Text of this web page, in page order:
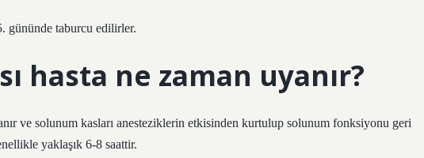
gününde taburcu edilirler.
hasta ne zaman uyanır?
ve solunum kasları anesteziklerin etkisinden kurtulup solunum fonksiyonu geri
yaklaşık 6-8 saattir.